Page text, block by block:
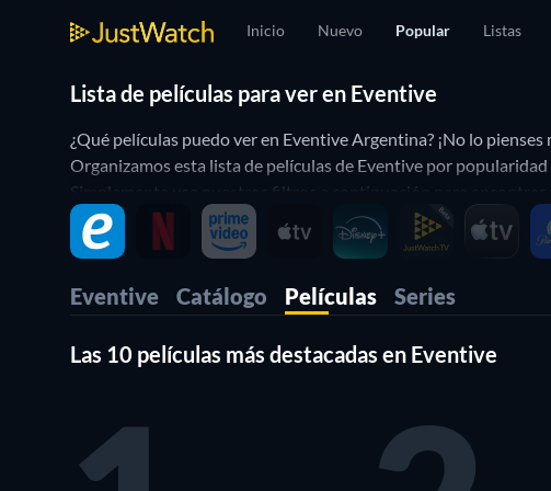
Inicio Nuevo Popular Listas
Lista de películas para ver en Eventive
¿Qué películas puedo ver en Eventive Argentina? ¡No lo
Organizamos esta lista de películas de Eventive por
Simplemente usa nuestros filtros a continuación para encontrar
Eventive Catálogo Películas Series
Las 10 películas más destacadas en Eventive